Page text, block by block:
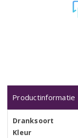
Productinformatie
Dranksoort
Kleur